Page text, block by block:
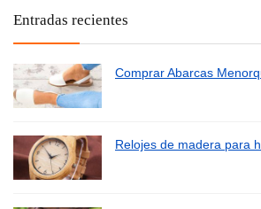
Entradas recientes
Comprar Abarcas
Relojes de madera para